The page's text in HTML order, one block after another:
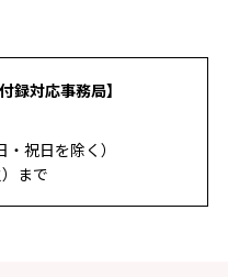
録対応事務局】
祝日を除く）
まで